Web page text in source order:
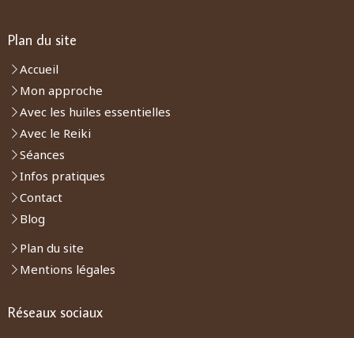
Plan du site
Accueil
Mon approche
Avec les huiles essentielles
Avec le Reiki
Séances
Infos pratiques
Contact
Blog
Plan du site
Mentions légales
Réseaux sociaux